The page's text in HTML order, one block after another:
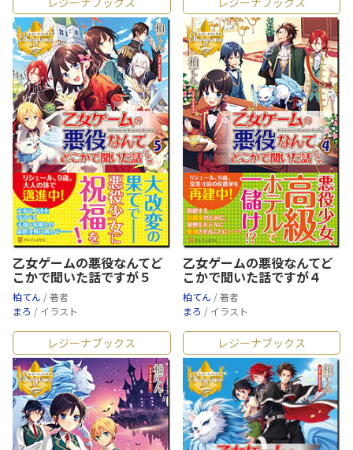
乙女ゲームの悪役なんてど
こかで聞いた話ですが５
柏てん / 著者
まろ / イラスト
乙女ゲームの悪役なんてど
こかで聞いた話ですが４
柏てん / 著者
まろ / イラスト
レジーナブックス レジーナブックス